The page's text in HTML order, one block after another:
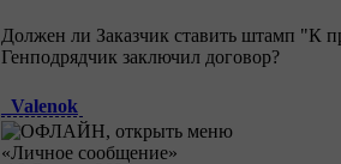
Должен ли Заказчик ставить штамп "К
Генподрядчик заключил договор?
_Valenok